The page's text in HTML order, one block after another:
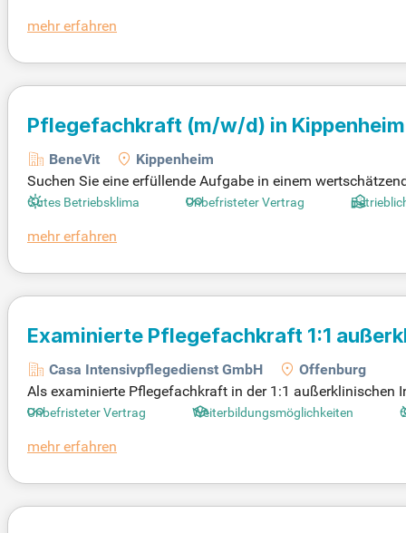
ufbau ambulanter Einrichtungen verfügen. In dieser
mehr erfahren
Pflegefachkraft (m/w/d) in Kippenheim
BeneVit
Kippenheim
Suchen Sie eine erfüllende Aufgabe in einem
ohnerinnen und Bewohner an erster Stelle. Ihre Geduld,
zu finden! Richten Sie jetzt Ihren Jobagent ein und
Gutes Betriebsklima Unbefristeter Vertrag
mehr erfahren
Examinierte Pflegefachkraft 1:1
Casa Intensivpflegedienst GmbH
Offenburg
Als examinierte Pflegefachkraft in der 1:1 außerklinischen
t:innen, ein selbstbestimmtes Leben in ihren eigenen vier
it mit Ärzten und Therapeuten sind ebenfalls
Unbefristeter Vertrag Weiterbildungsmöglichkeiten
mehr erfahren